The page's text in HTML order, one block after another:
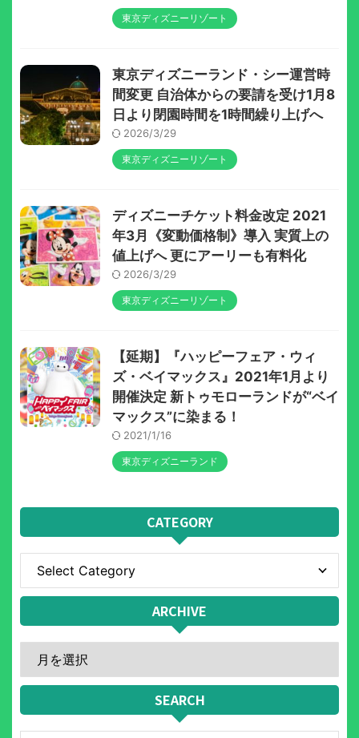
東京ディズニーリゾート
東京ディズニーランド・シー運営時
間変更 自治体からの要請を受け1月8
日より閉園時間を1時間繰り上げへ
2026/3/29
東京ディズニーリゾート
ディズニーチケット料金改定 2021
年3月《変動価格制》導入 実質上の
値上げへ 更にアーリーも有料化
2026/3/29
東京ディズニーリゾート
【延期】『ハッピーフェア・ウィ
ズ・ベイマックス』2021年1月より
開催決定 新トゥモローランドが“ベイ
マックス”に染まる！
2021/1/16
東京ディズニーランド
CATEGORY
ARCHIVE
SEARCH